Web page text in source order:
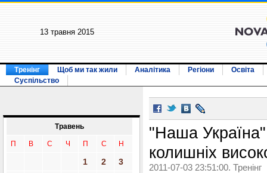
13 травня 2015
Тренінг Щоб ми так жили Аналітика Регіони
Освіта
Суспільство
Травень
П В С Ч П С Н
1 2
3
"Наша Україна"
колишніх
2011-07-03 23:51:00. Тренінг